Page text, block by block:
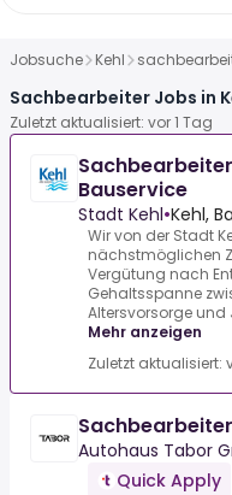
Jobsuche Kehl
Sachbearbeiter Jobs in
Zuletzt aktualisiert: vor 1 Tag
Bauservice
Stadt Kehl•Kehl,
Wir von der Stadt
nächstmöglichen
Vergütung nach
Gehaltsspanne
Altersvorsorge und
Mehr anzeigen
Zuletzt aktualisiert:
Autohaus Tabor
Quick Apply